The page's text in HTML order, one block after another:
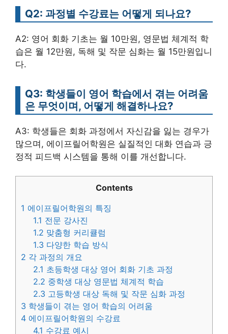
Q2: 과정별 수강료는 어떻게 되나요?
A2: 영어 회화 기초는 월 10만원, 영문법 체계적 학
습은 월 12만원, 독해 및 작문 심화는 월 15만원입니
다.
Q3: 학생들이 영어 학습에서 겪는 어려움
은 무엇이며, 어떻게 해결하나요?
A3: 학생들은 회화 과정에서 자신감을 잃는 경우가
많으며, 에이프릴어학원은 실질적인 대화 연습과 긍
정적 피드백 시스템을 통해 이를 개선합니다.
Contents
1 에이프릴어학원의 특징
1.1 전문 강사진
1.2 맞춤형 커리큘럼
1.3 다양한 학습 방식
2 각 과정의 개요
2.1 초등학생 대상 영어 회화 기초 과정
2.2 중학생 대상 영문법 체계적 학습
2.3 고등학생 대상 독해 및 작문 심화 과정
3 학생들이 겪는 영어 학습의 어려움
4 에이프릴어학원의 수강료
4.1 수강료 예시